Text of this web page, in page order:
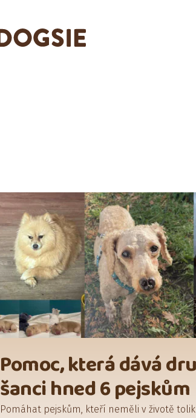
Pomoc, která dává
šanci hned 6 pejskům
Pomáhat pejskům, kteří neměli v životě